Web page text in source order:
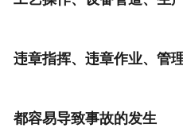
违章指挥、违章作业、管
都容易导致事故的发生